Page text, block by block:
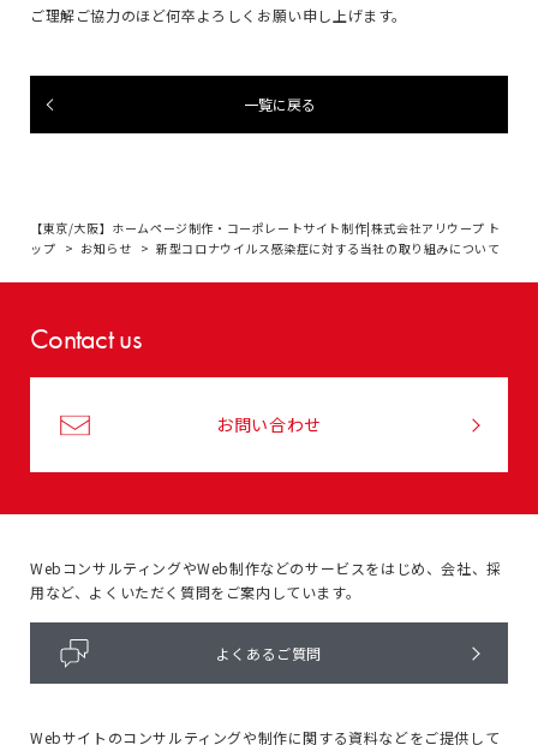
ご理解ご協力のほど何卒よろしくお願い申し上げます。
一覧に戻る
【東京/大阪】ホームページ制作・コーポレートサイト制作|株式会社アリウープ ト
ップ
お知らせ 新型コロナウイルス感染症に対する当社の取り組みについて
Contact us
お問い合わせ
WebコンサルティングやWeb制作などのサービスをはじめ、会社、採
用など、よくいただく質問をご案内しています。
よくあるご質問
Webサイトのコンサルティングや制作に関する資料などをご提供して